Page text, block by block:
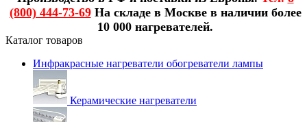
(800) 444-73-69На складе в Москве в наличии более
10 000 нагревателей.
Каталог товаров
Инфракрасные нагреватели обогреватели лампы
Керамические нагреватели